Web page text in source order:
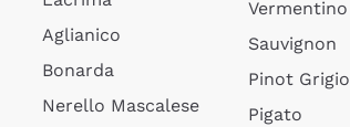
Aglianico
Bonarda
Nerello Mascalese
Vermentino
Sauvignon
Pinot Grigio
Pigato